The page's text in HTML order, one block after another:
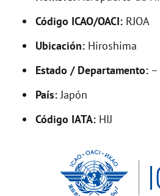
V
o
Código ICAO/OACI: RJOA
Ubicación: Hiroshima
Estado / Departamento: –
País:Japón
Código IATA: HIJ